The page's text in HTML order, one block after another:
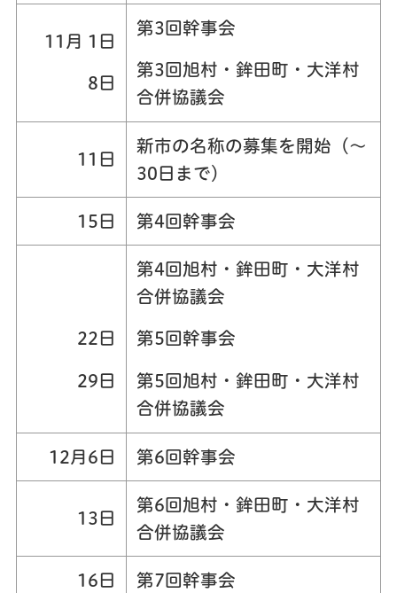
11月 1日
8日
第3回幹事会
第3回旭村・鉾田町・大洋村
合併協議会
11日
新市の名称の募集を開始（～
30日まで）
15日 第4回幹事会
22日
29日
第4回旭村・鉾田町・大洋村
合併協議会
第5回幹事会
第5回旭村・鉾田町・大洋村
合併協議会
12月6日 第6回幹事会
13日
第6回旭村・鉾田町・大洋村
合併協議会
16日 第7回幹事会